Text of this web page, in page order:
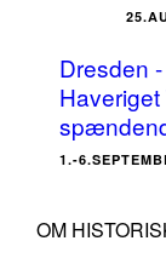
Dresden
1.-
OM